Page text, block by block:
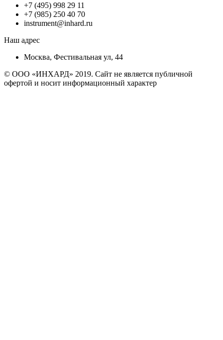
+7 (495) 998 29 11
+7 (985) 250 40 70
instrument@inhard.ru
Наш адрес
Москва, Фестивальная ул, 44
© ООО «ИНХАРД» 2019. Сайт не является публичной
офертой и носит информационный характер